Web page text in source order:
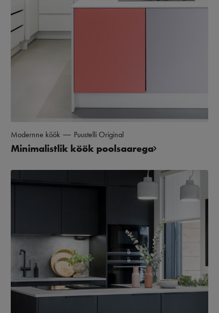
Modernne köök Puustelli Original
Minimalistlik köök poolsaarega